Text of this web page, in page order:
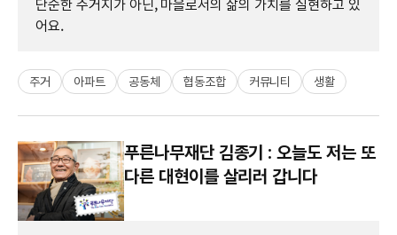
단순한 주거지가 아닌, 마을로서의 삶의 가치를 실현하고 있
어요.
주거 아파트 공동체 협동조합 커뮤니티 생활
푸른나무재단 김종기 : 오늘도 저는 또
다른 대현이를 살리러 갑니다